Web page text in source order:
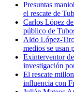
Presuntas
el rescate de
Carlos López
público de
Aldo López-
medios se usan
Exinterventor
investigación
El rescate
influencia con